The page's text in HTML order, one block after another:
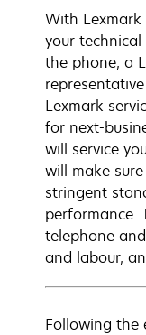
With Lexmark
your
the phone, a
Lexmark
for next-
will service
will make
stringent
performance.
telephone
and labour,
Following the